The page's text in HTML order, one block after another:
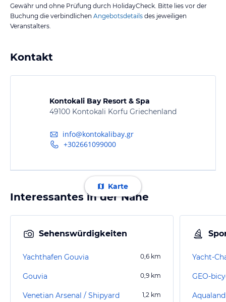
Gewähr und ohne Prüfung durch HolidayCheck. Bitte lies vor der
Buchung die verbindlichen Angebotsdetails des jeweiligen
Veranstalters.
Kontakt
Kontokali Bay Resort & Spa
49100 Kontokali Korfu Griechenland
info@kontokalibay.gr
+302661099000
Karte
Interessantes in der Nähe
Sehenswürdigkeiten
Yachthafen Gouvia 0,6 km
Gouvia 0,9 km
Venetian Arsenal / Shipyard 1,2 km
Yacht-
GEO-
Aqualand